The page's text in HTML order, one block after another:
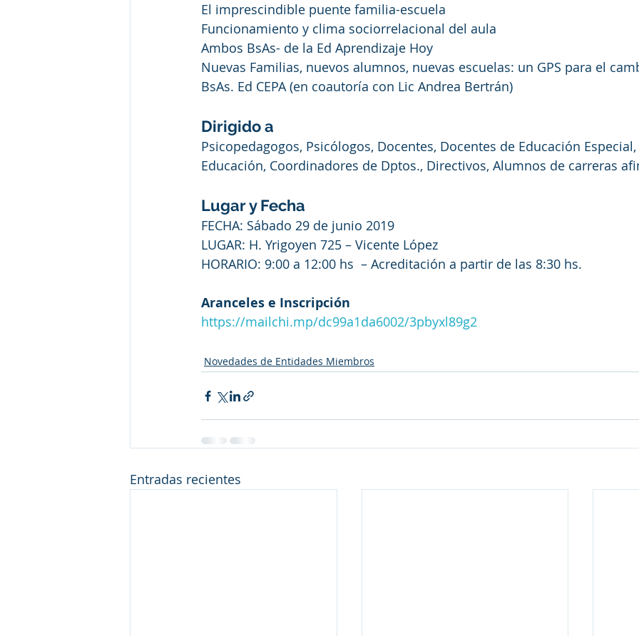
El imprescindible puente familia-escuela
Funcionamiento y clima sociorrelacional del aula
Ambos BsAs- de la Ed Aprendizaje Hoy
Nuevas Familias, nuevos alumnos, nuevas escuelas: un GPS para el
BsAs. Ed CEPA (en coautoría con Lic Andrea Bertrán)
Dirigido a
Psicopedagogos, Psicólogos, Docentes, Docentes de Educación Especial,
Educación, Coordinadores de Dptos., Directivos, Alumnos de carreras
Lugar y Fecha
FECHA: Sábado 29 de junio 2019
LUGAR: H. Yrigoyen 725 – Vicente López
HORARIO: 9:00 a 12:00 hs  – Acreditación a partir de las 8:30 hs.
Aranceles e Inscripción
https://mailchi.mp/dc99a1da6002/3pbyxl89g2
Novedades de Entidades Miembros
Entradas recientes